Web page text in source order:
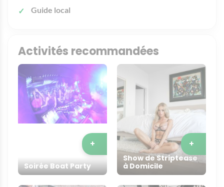
Guide local
Activités recommandées
Soirée Boat Party
+
Show de Striptease
à Domicile
+